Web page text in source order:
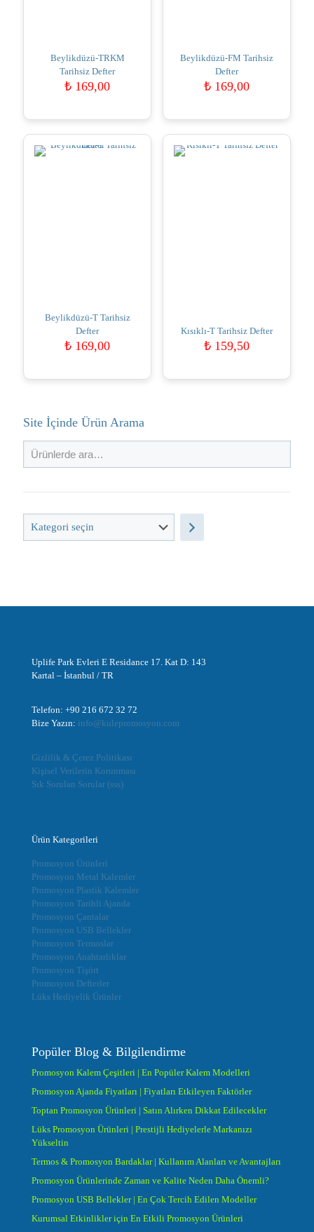
Beylikdüzü-TRKM
Tarihsiz Defter
₺ 169,00
Beylikdüzü-FM Tarihsiz
Defter
₺169,00
Beylikdüzü-T Tarihsiz
Defter
₺ 169,00
Kısıklı-T Tarihsiz Defter
₺159,50
Site İçinde Ürün Arama
Kategori
Uplife Park Evleri E Residance 17. Kat D: 143
Kartal – İstanbul / TR
Telefon: +90 216 672 32 72
Bize Yazın: info@kulepromosyon.com
Gizlilik & Çerez Politikası
Kişisel Verilerin Korunması
Sık Sorulan Sorular (sss)
Ürün Kategorileri
Promosyon Ürünleri
Promosyon Metal Kalemler
Promosyon Plastik Kalemler
Promosyon Tarihli Ajanda
Promosyon Çantalar
Promosyon USB Bellekler
Promosyon Termoslar
Promosyon Anahtarlıklar
Promosyon Tişört
Promosyon Defterler
Lüks Hediyelik Ürünler
Popüler Blog & Bilgilendirme
Promosyon Kalem Çeşitleri | En Popüler Kalem Modelleri
Promosyon Ajanda Fiyatları | Fiyatları Etkileyen Faktörler
Toptan Promosyon Ürünleri | Satın Alırken Dikkat Edilecekler
Lüks Promosyon Ürünleri | Prestijli Hediyelerle Markanızı
Yükseltin
Termos & Promosyon Bardaklar | Kullanım Alanları ve Avantajları
Promosyon Ürünlerinde Zaman ve Kalite Neden Daha Önemli?
Promosyon USB Bellekler | En Çok Tercih Edilen Modeller
Kurumsal Etkinlikler için En Etkili Promosyon Ürünleri